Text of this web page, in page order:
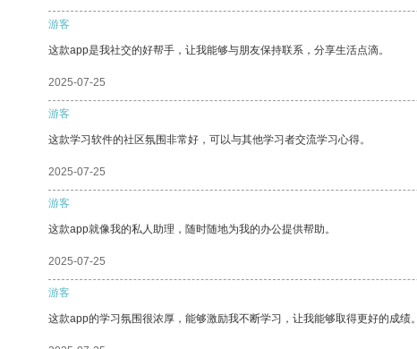
游客
这款app是我社交的好帮手，让我能够与朋友保持联系，分享生活点滴。
2025-07-25
游客
这款学习软件的社区氛围非常好，可以与其他学习者交流学习心得。
2025-07-25
游客
这款app就像我的私人助理，随时随地为我的办公提供帮助。
2025-07-25
游客
这款app的学习氛围很浓厚，能够激励我不断学习，让我能够取得更好的成绩。